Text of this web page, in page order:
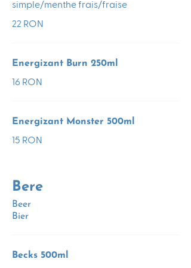
simple/menthe frais/fraise
22 RON
Energizant Burn 250ml
16 RON
Energizant Monster 500ml
15 RON
Bere
Beer
Bier
Becks 500ml